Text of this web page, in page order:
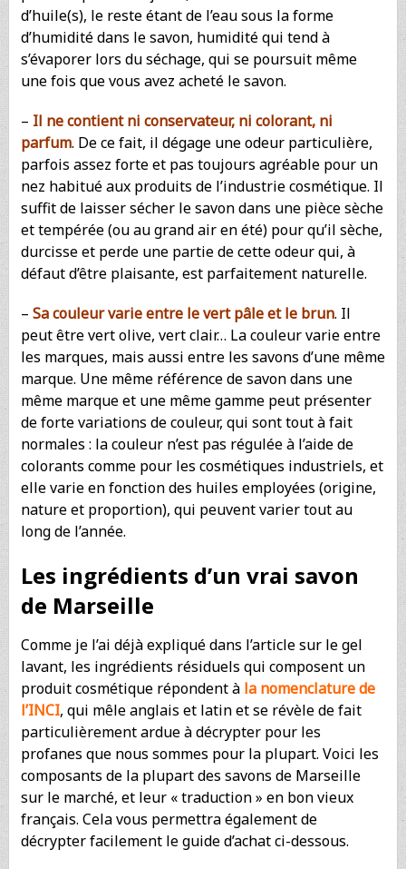
d’huile(s), le reste étant de l’eau sous la forme
d’humidité dans le savon, humidité qui tend à
s’évaporer lors du séchage, qui se poursuit même
une fois que vous avez acheté le savon.
– Il ne contient ni conservateur, ni colorant, ni
parfum. De ce fait, il dégage une odeur particulière,
parfois assez forte et pas toujours agréable pour un
nez habitué aux produits de l’industrie cosmétique. Il
suffit de laisser sécher le savon dans une pièce sèche
et tempérée (ou au grand air en été) pour qu’il sèche,
durcisse et perde une partie de cette odeur qui, à
défaut d’être plaisante, est parfaitement naturelle.
– Sa couleur varie entre le vert pâle et le brun. Il
peut être vert olive, vert clair… La couleur varie entre
les marques, mais aussi entre les savons d’une même
marque. Une même référence de savon dans une
même marque et une même gamme peut présenter
de forte variations de couleur, qui sont tout à fait
normales : la couleur n’est pas régulée à l’aide de
colorants comme pour les cosmétiques industriels, et
elle varie en fonction des huiles employées (origine,
nature et proportion), qui peuvent varier tout au
long de l’année.
Les ingrédients d’un vrai savon
de Marseille
Comme je l’ai déjà expliqué dans l’article sur le gel
lavant, les ingrédients résiduels qui composent un
produit cosmétique répondent à la nomenclature de
l’INCI, qui mêle anglais et latin et se révèle de fait
particulièrement ardue à décrypter pour les
profanes que nous sommes pour la plupart. Voici les
composants de la plupart des savons de Marseille
sur le marché, et leur « traduction » en bon vieux
français. Cela vous permettra également de
décrypter facilement le guide d’achat ci-dessous.